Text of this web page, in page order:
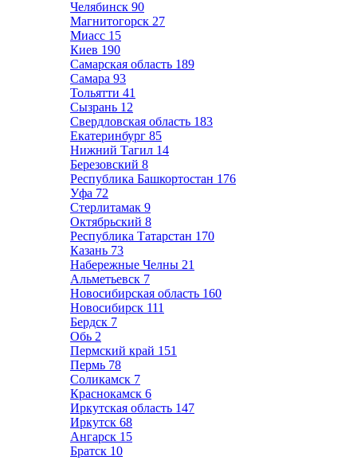
Челябинск 90
Магнитогорск 27
Миасс 15
Киев 190
Самарская область 189
Самара 93
Тольятти 41
Сызрань 12
Свердловская область 183
Екатеринбург 85
Нижний Тагил 14
Березовский 8
Республика Башкортостан 176
Уфа 72
Стерлитамак 9
Октябрьский 8
Республика Татарстан 170
Казань 73
Набережные Челны 21
Альметьевск 7
Новосибирская область 160
Новосибирск 111
Бердск 7
Обь 2
Пермский край 151
Пермь 78
Соликамск 7
Краснокамск 6
Иркутская область 147
Иркутск 68
Ангарск 15
Братск 10